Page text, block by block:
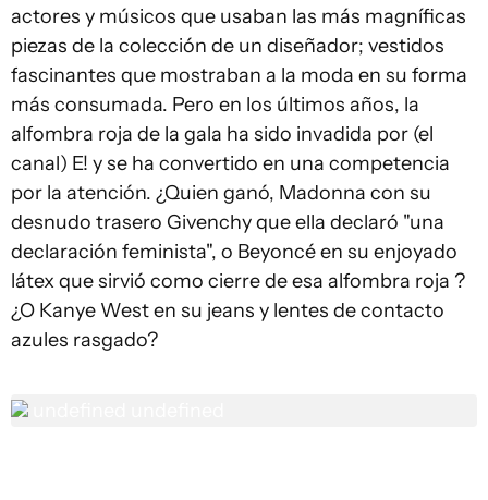
actores y músicos que usaban las más magníficas
piezas de la colección de un diseñador; vestidos
fascinantes que mostraban a la moda en su forma
más consumada. Pero en los últimos años, la
alfombra roja de la gala ha sido invadida por (el
canal) E! y se ha convertido en una competencia
por la atención. ¿Quien ganó, Madonna con su
desnudo trasero Givenchy que ella declaró "una
declaración feminista", o Beyoncé en su enjoyado
látex que sirvió como cierre de esa alfombra roja ?
¿O Kanye West en su jeans y lentes de contacto
azules rasgado?